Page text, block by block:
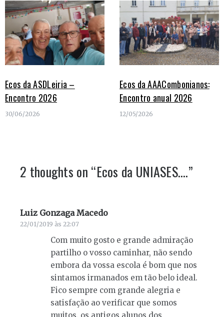
Ecos da ASDLeiria –
Encontro 2026
30/06/2026
Ecos da AAACombonianos:
Encontro anual 2026
12/05/2026
2 thoughts on “Ecos da UNIASES….”
Luiz Gonzaga Macedo
22/01/2019 às 22:07
Com muito gosto e grande admiração
partilho o vosso caminhar, não sendo
embora da vossa escola é bom que nos
sintamos irmanados em tão belo ideal.
Fico sempre com grande alegria e
satisfação ao verificar que somos
muitos, os antigos alunos dos